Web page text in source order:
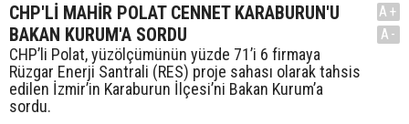
CHP'Lİ MAHİR POLAT CENNET KARABURUN'U
BAKAN KURUM'A SORDU
CHP’li Polat, yüzölçümünün yüzde 71’i 6 firmaya
Rüzgar Enerji Santrali (RES) proje sahası olarak tahsis
edilen İzmir’in Karaburun İlçesi’ni Bakan Kurum’a
sordu.
A+
A-